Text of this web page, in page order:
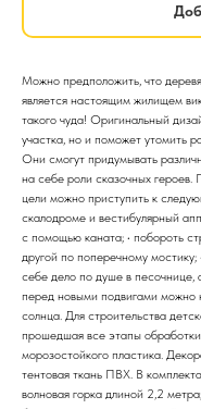
Можно предположить, что
является настоящим жилищем
такого чуда! Оригинальный
участка, но и поможет утомить
Они смогут придумывать
на себе роли сказочных героев.
цели можно приступить к
скалодроме и вестибулярный
с помощью каната; • побороть
другой по поперечному
себе дело по душе в песочнице,
перед новыми подвигами можно
солнца. Для строительства
прошедшая все этапы
морозостойкого пластика.
тентовая ткань ПВХ. В
волновая горка длиной 2,2